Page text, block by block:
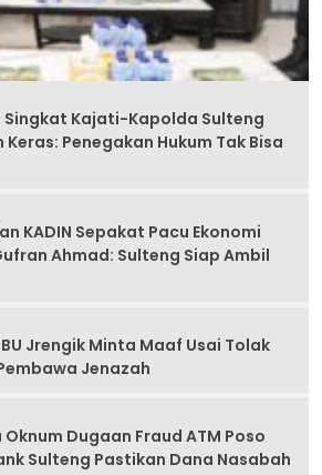
Singkat Kajati-Kapolda Sulteng
Keras: Penegakan Hukum Tak Bisa
KADIN Sepakat Pacu Ekonomi
Ahmad: Sulteng Siap Ambil
Jrengik Minta Maaf Usai Tolak
Jenazah
Oknum Dugaan Fraud ATM Poso
Sulteng Pastikan Dana Nasabah